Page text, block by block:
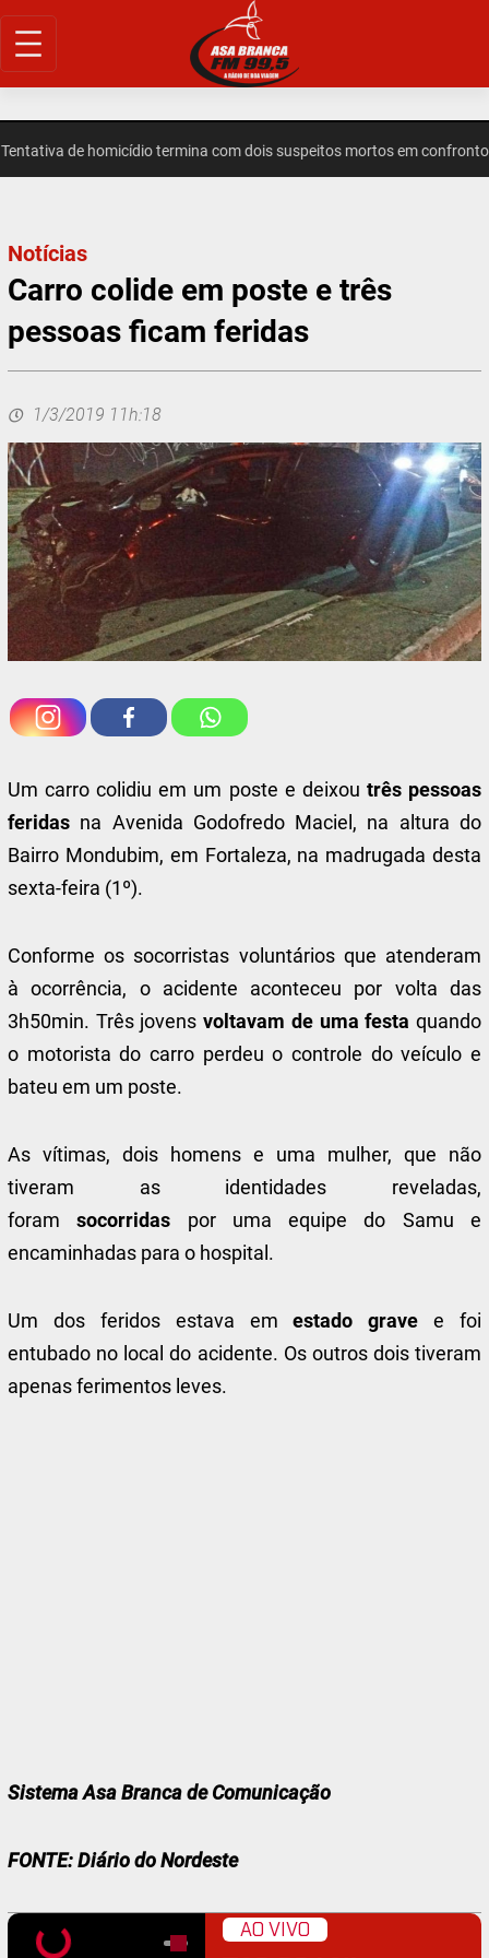
Pular
para
de homicídio termina com dois suspeitos mortos em confronto
Notícias
Carro colide em poste e três
pessoas ficam feridas
1/3/2019 11h:18
Um carro colidiu em um poste e deixou três pessoas
feridas na Avenida Godofredo Maciel, na altura do
Bairro Mondubim, em Fortaleza, na madrugada desta
sexta-feira (1º).
Conforme os socorristas voluntários que atenderam
à ocorrência, o acidente aconteceu por volta das
3h50min. Três jovensvoltavam de uma festa quando
o motorista do carro perdeu o controle do veículo e
bateu em um poste.
As vítimas, dois homens e uma mulher, que não
tiveram as identidades reveladas,
foramsocorridas por uma equipe do Samu e
encaminhadas para o hospital.
Um dos feridos estava em estado gravee foi
entubado no local do acidente. Os outros dois tiveram
apenas ferimentos leves.
Sistema Asa Branca de Comunicação
FONTE: Diário do Nordeste
AO VIVO